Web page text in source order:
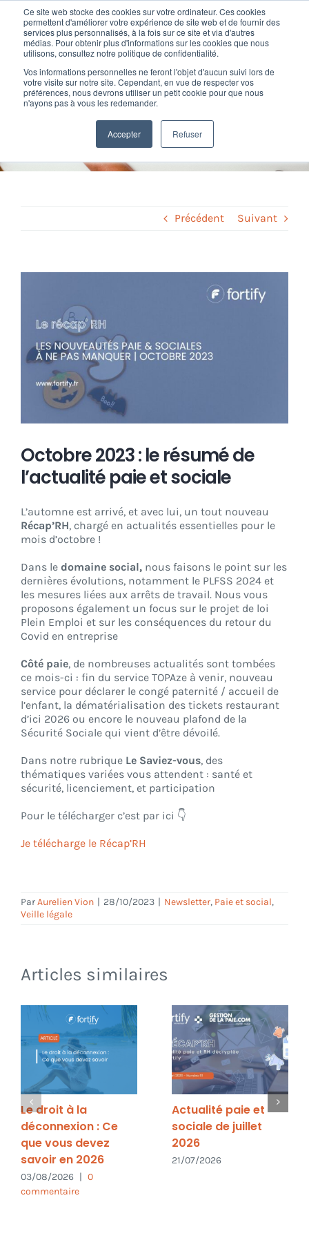
Ce site web stocke des cookies sur votre ordinateur. Ces cookies
permettent d'améliorer votre expérience de site web et de fournir des
services plus personnalisés, à la fois sur ce site et via d'autres
médias. Pour obtenir plus d'informations sur les cookies que nous
utilisons, consultez notre politique de confidentialité.
Vos informations personnelles ne feront l'objet d'aucun suivi lors de
votre visite sur notre site. Cependant, en vue de respecter vos
préférences, nous devrons utiliser un petit cookie pour que nous
n'ayons pas à vous les redemander.
Accepter Refuser
Passer
contenu
Nos offres
Formation
Nos clients
Fortify
CONNEXION
Le Récap’RH de Fortify –
Octobre 2023
Précédent Suivant
Octobre 2023 : le résumé de
l’actualité paie et sociale
L’automne est arrivé, et avec lui, un tout nouveau
Récap’RH, chargé en actualités essentielles pour le
mois d’octobre !
Dans le domaine social, nous faisons le point sur les
dernières évolutions, notamment le PLFSS 2024 et
les mesures liées aux arrêts de travail. Nous vous
proposons également un focus sur le projet de loi
Plein Emploi et sur les conséquences du retour du
Covid en entreprise
Côté paie, de nombreuses actualités sont tombées
ce mois-ci : fin du service TOPAze à venir, nouveau
service pour déclarer le congé paternité / accueil de
l’enfant, la dématérialisation des tickets restaurant
d’ici 2026 ou encore le nouveau plafond de la
Sécurité Sociale qui vient d’être dévoilé.
Dans notre rubrique Le Saviez-vous, des
thématiques variées vous attendent : santé et
sécurité, licenciement, et participation
Pour le télécharger c’est par ici 👇
Je télécharge le Récap’RH
ParAurelien Vion | 28/10/2023 | Newsletter, Paie et social,
Veille légale
Articles similaires
Le droit à la
déconnexion : Ce
que vous devez
savoir en 2026
03/08/2026 | 0
commentaire
Actualité paie et
sociale de juillet
2026
21/07/2026